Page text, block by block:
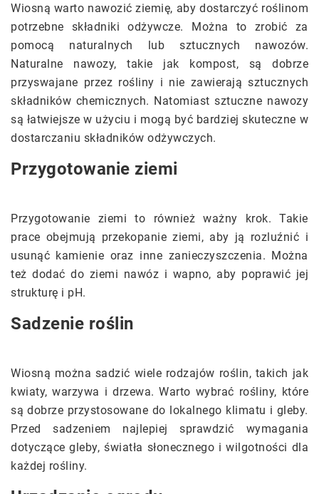
Wiosną warto nawozić ziemię, aby dostarczyć roślinom
potrzebne składniki odżywcze. Można to zrobić za
pomocą naturalnych lub sztucznych nawozów.
Naturalne nawozy, takie jak kompost, są dobrze
przyswajane przez rośliny i nie zawierają sztucznych
składników chemicznych. Natomiast sztuczne nawozy
są łatwiejsze w użyciu i mogą być bardziej skuteczne w
dostarczaniu składników odżywczych.
Przygotowanie ziemi
Przygotowanie ziemi to również ważny krok. Takie
prace obejmują przekopanie ziemi, aby ją rozluźnić i
usunąć kamienie oraz inne zanieczyszczenia. Można
też dodać do ziemi nawóz i wapno, aby poprawić jej
strukturę i pH.
Sadzenie roślin
Wiosną można sadzić wiele rodzajów roślin, takich jak
kwiaty, warzywa i drzewa. Warto wybrać rośliny, które
są dobrze przystosowane do lokalnego klimatu i gleby.
Przed sadzeniem najlepiej sprawdzić wymagania
dotyczące gleby, światła słonecznego i wilgotności dla
każdej rośliny.